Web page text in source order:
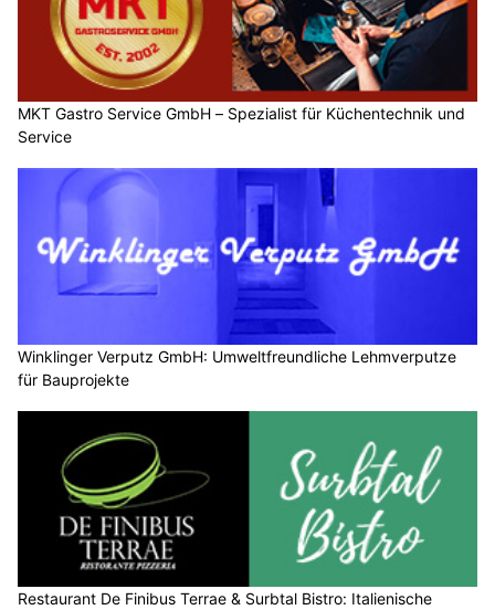
MKT Gastro Service GmbH – Spezialist für Küchentechnik und
Service
Winklinger Verputz GmbH: Umweltfreundliche Lehmverputze
für Bauprojekte
Restaurant De Finibus Terrae & Surbtal Bistro: Italienische